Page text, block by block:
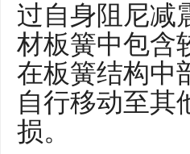
过自身阻尼减
材板簧中包含
在板簧结构中
自行移动至其
损。